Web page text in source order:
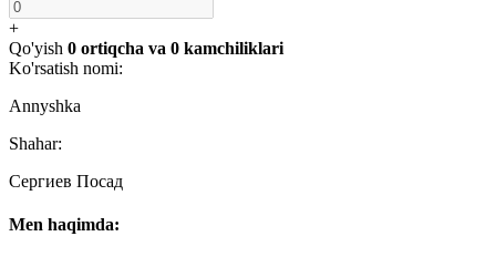
+
Qo'yish 0 ortiqcha va 0 kamchiliklari
Ko'rsatish nomi:
Annyshka
Shahar:
Сергиев Посад
Men haqimda: